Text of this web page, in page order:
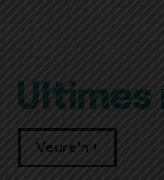
Últimes
Veure'n +